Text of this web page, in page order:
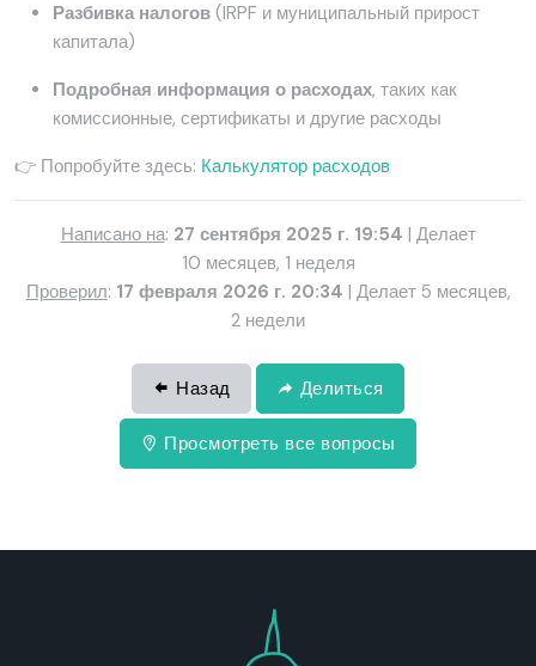
Разбивка налогов (IRPF и муниципальный прирост
капитала)
Подробная информация о расходах, таких как
комиссионные, сертификаты и другие расходы
👉 Попробуйте здесь: Калькулятор расходов
Написано на: 27 сентября 2025 г. 19:54 | Делает
10 месяцев, 1 неделя
Проверил: 17 февраля 2026 г. 20:34 | Делает 5 месяцев,
2 недели
Назад Делиться
Просмотреть все вопросы